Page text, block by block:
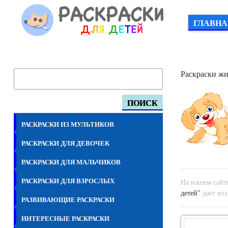
ПОИСК
РАСКРАСКИ ИЗ МУЛЬТИКОВ
РАСКРАСКИ ДЛЯ ДЕВОЧЕК
РАСКРАСКИ ДЛЯ МАЛЬЧИКОВ
РАСКРАСКИ ДЛЯ ВЗРОСЛЫХ
РАЗВИВАЮЩИЕ РАСКРАСКИ
ИНТЕРЕСНЫЕ РАСКРАСКИ
Раскраски
На нашем
детей" дает